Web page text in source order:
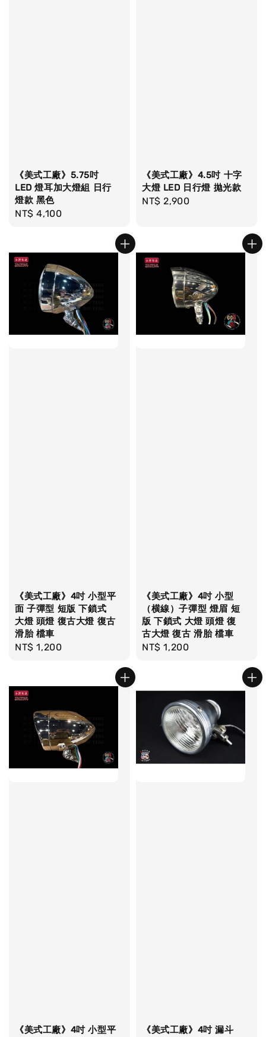
《美式工廠》5.75吋
LED 燈耳加大燈組 日行
燈款 黑色
Regular
NT$ 4,100
《美式工廠》4.5吋 十字
大燈 LED 日行燈 拋光款
Regular
NT$ 2,900
《美式工廠》4吋 小型平
面 子彈型 短版 下鎖式
大燈 頭燈 復古大燈 復古
滑胎 檔車
Regular
NT$ 1,200
《美式工廠》4吋 小型
（横線）子彈型 燈眉 短
版 下鎖式 大燈 頭燈 復
古大燈 復古 滑胎 檔車
Regular
NT$ 1,200
《美式工廠》4吋 小型平 《美式工廠》4吋 漏斗